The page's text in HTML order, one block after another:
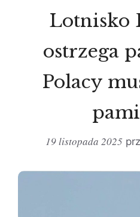
Lotnisko
ostrzega
Polacy
19 listopada 2025